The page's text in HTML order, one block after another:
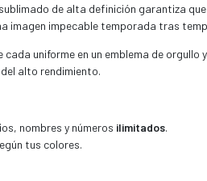
de alta definición garantiza
imagen impecable temporada tras
uniforme en un emblema de orgullo
alto rendimiento.
nombres y números ilimitados.
tus colores.